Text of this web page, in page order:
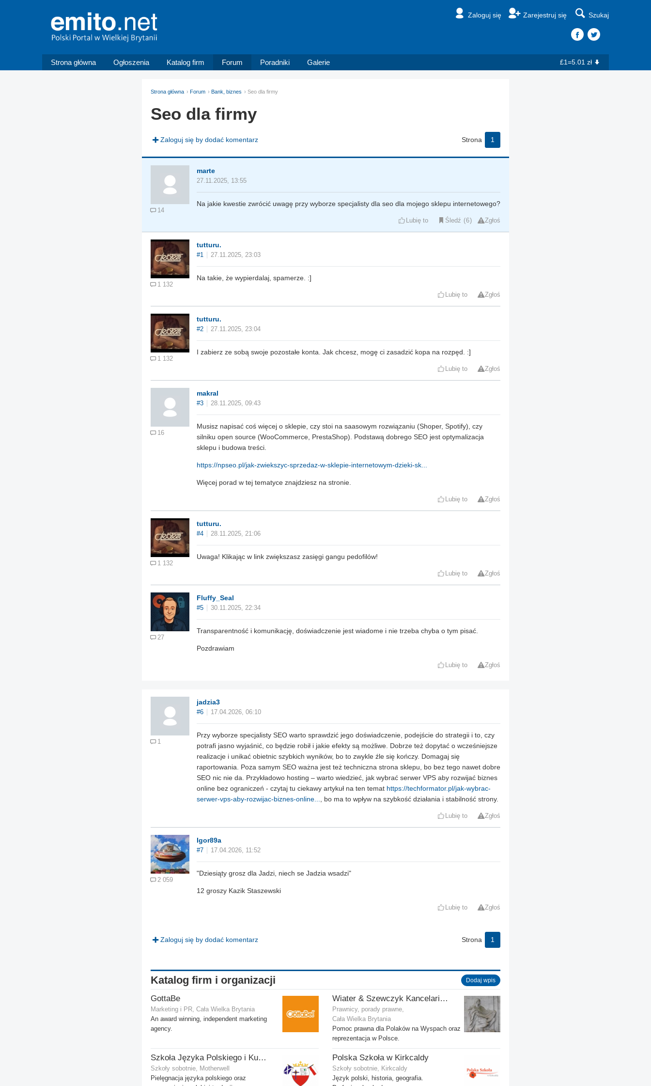
Zaloguj się Zarejestruj się Szukaj
Strona główna Ogłoszenia Katalog firm Forum Poradniki Galerie £1=5.01 zł
Strona główna Forum Bank, biznes Seo dla firmy
Seo dla firmy
Zaloguj się by dodać komentarz Strona 1
14
marte
27.11.2025, 13:55
Na jakie kwestie zwrócić uwagę przy wyborze specjalisty dla seo dla mojego sklepu internetowego?
Lubię to Śledź 6 Zgłoś
1 132
tutturu.
#1 27.11.2025, 23:03
Na takie, że wypierdalaj, spamerze. :]
Lubię to Zgłoś
1 132
tutturu.
#2 27.11.2025, 23:04
I zabierz ze sobą swoje pozostałe konta. Jak chcesz, mogę ci zasadzić kopa na rozpęd. :]
Lubię to Zgłoś
16
makral
#3 28.11.2025, 09:43
Musisz napisać coś więcej o sklepie, czy stoi na saasowym rozwiązaniu (Shoper, Spotify), czy
silniku open source (WooCommerce, PrestaShop). Podstawą dobrego SEO jest optymalizacja
sklepu i budowa treści.
https://npseo.pl/jak-zwiekszyc-sprzedaz-w-sklepie-internetowym-dzieki-sk...
Więcej porad w tej tematyce znajdziesz na stronie.
Lubię to Zgłoś
1 132
tutturu.
#4 28.11.2025, 21:06
Uwaga! Klikając w link zwiększasz zasięgi gangu pedofilów!
Lubię to Zgłoś
27
Fluffy_Seal
#5 30.11.2025, 22:34
Transparentność i komunikację, doświadczenie jest wiadome i nie trzeba chyba o tym pisać.
Pozdrawiam
Lubię to Zgłoś
1
jadzia3
#6 17.04.2026, 06:10
Przy wyborze specjalisty SEO warto sprawdzić jego doświadczenie, podejście do strategii i to, czy
potrafi jasno wyjaśnić, co będzie robił i jakie efekty są możliwe. Dobrze też dopytać o wcześniejsze
realizacje i unikać obietnic szybkich wyników, bo to zwykle źle się kończy. Domagaj się
raportowania. Poza samym SEO ważna jest też techniczna strona sklepu, bo bez tego nawet dobre
SEO nic nie da. Przykładowo hosting – warto wiedzieć, jak wybrać serwer VPS aby rozwijać biznes
online bez ograniczeń - czytaj tu ciekawy artykuł na ten temat https://techformator.pl/jak-wybrac-
serwer-vps-aby-rozwijac-biznes-online..., bo ma to wpływ na szybkość działania i stabilność strony.
Lubię to Zgłoś
2 059
Igor89a
#7 17.04.2026, 11:52
"Dziesiąty grosz dla Jadzi, niech se Jadzia wsadzi"
12 groszy Kazik Staszewski
Lubię to Zgłoś
Zaloguj się by dodać komentarz Strona 1
Katalog firm i organizacji Dodaj wpis
GottaBe
Marketing i PR, Cała Wielka Brytania
An award winning, independent marketing
agency.
Wiater & Szewczyk Kancelaria Adwokacka
Prawnicy, porady prawne,
Cała Wielka Brytania
Pomoc prawna dla Polaków na Wyspach oraz
reprezentacja w Polsce.
Szkoła Języka Polskiego i Kultury w Motherwell
Szkoły sobotnie, Motherwell
Pielęgnacja języka polskiego oraz
Polska Szkoła w Kirkcaldy
Szkoły sobotnie, Kirkcaldy
Język polski, historia, geografia.